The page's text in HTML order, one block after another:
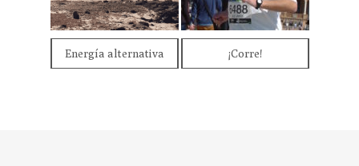
Energía alternativa ¡Corre!